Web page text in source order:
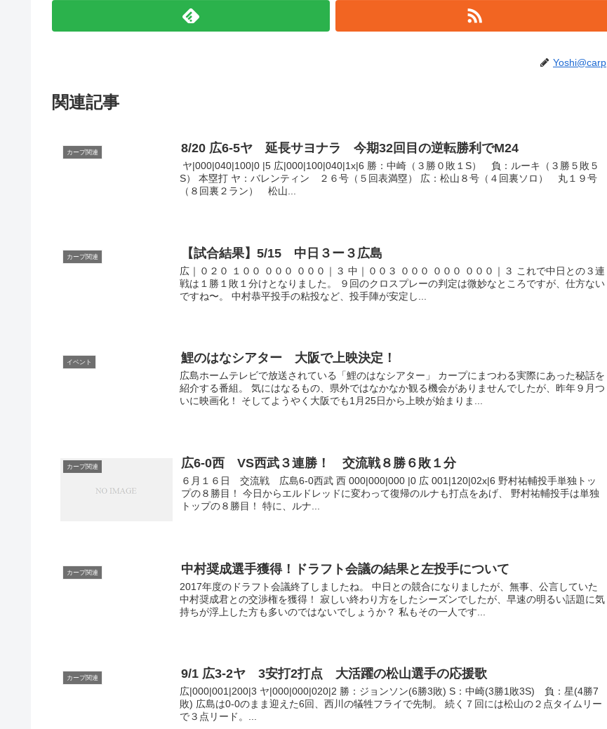
Yoshi@carp
関連記事
カープ関連 8/20 広6-5ヤ 延長サヨナラ 今期32回目の逆転勝利でM24
 ヤ|000|040|100|0 |5 広|000|100|040|1x|6 勝：中崎（３勝０敗１S） 負：ルーキ（３勝５敗５
S） 本塁打 ヤ：バレンティン ２６号（５回表満塁） 広：松山８号（４回裏ソロ） 丸１９号
（８回裏２ラン） 松山...
カープ関連 【試合結果】5/15 中日３ー３広島
広｜０２０ １００ ０００ ０００｜３ 中｜００３ ０００ ０００ ０００｜３ これで中日との３連
戦は１勝１敗１分けとなりました。 ９回のクロスプレーの判定は微妙なところですが、仕方ない
ですね〜。 中村恭平投手の粘投など、投手陣が安定し...
イベント 鯉のはなシアター 大阪で上映決定！
広島ホームテレビで放送されている「鯉のはなシアター」 カープにまつわる実際にあった秘話を
紹介する番組。 気にはなるもの、県外ではなかなか観る機会がありませんでしたが、昨年９月つ
いに映画化！ そしてようやく大阪でも1月25日から上映が始まりま...
カープ関連 広6-0西 VS西武３連勝！ 交流戦８勝６敗１分
６月１６日 交流戦 広島6-0西武 西 000|000|000 |0 広 001|120|02x|6 野村祐輔投手単独トッ
プの８勝目！ 今日からエルドレッドに変わって復帰のルナも打点をあげ、 野村祐輔投手は単独
トップの８勝目！ 特に、ルナ...
カープ関連 中村奨成選手獲得！ドラフト会議の結果と左投手について
2017年度のドラフト会議終了しましたね。 中日との競合になりましたが、無事、公言していた
中村奨成君との交渉権を獲得！ 寂しい終わり方をしたシーズンでしたが、早速の明るい話題に気
持ちが浮上した方も多いのではないでしょうか？ 私もその一人です...
カープ関連 9/1 広3-2ヤ 3安打2打点 大活躍の松山選手の応援歌
広|000|001|200|3 ヤ|000|000|020|2 勝：ジョンソン(6勝3敗) S：中崎(3勝1敗3S) 負：星(4勝7
敗) 広島は0-0のまま迎えた6回、西川の犠牲フライで先制。 続く７回には松山の２点タイムリー
で３点リード。...